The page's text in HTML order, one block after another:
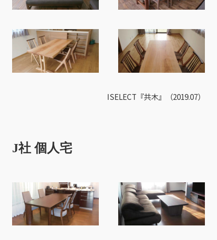
ISELECT『共木』（2019.07）
J社 個人宅